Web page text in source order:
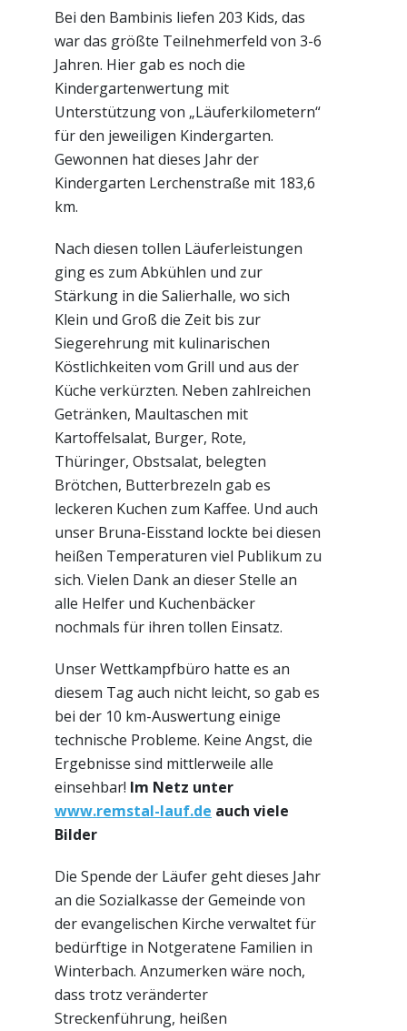
Bei den Bambinis liefen 203 Kids, das
war das größte Teilnehmerfeld von 3-6
Jahren. Hier gab es noch die
Kindergartenwertung mit
Unterstützung von „Läuferkilometern“
für den jeweiligen Kindergarten.
Gewonnen hat dieses Jahr der
Kindergarten Lerchenstraße mit 183,6
km.
Nach diesen tollen Läuferleistungen
ging es zum Abkühlen und zur
Stärkung in die Salierhalle, wo sich
Klein und Groß die Zeit bis zur
Siegerehrung mit kulinarischen
Köstlichkeiten vom Grill und aus der
Küche verkürzten. Neben zahlreichen
Getränken, Maultaschen mit
Kartoffelsalat, Burger, Rote,
Thüringer, Obstsalat, belegten
Brötchen, Butterbrezeln gab es
leckeren Kuchen zum Kaffee. Und auch
unser Bruna-Eisstand lockte bei diesen
heißen Temperaturen viel Publikum zu
sich. Vielen Dank an dieser Stelle an
alle Helfer und Kuchenbäcker
nochmals für ihren tollen Einsatz.
Unser Wettkampfbüro hatte es an
diesem Tag auch nicht leicht, so gab es
bei der 10 km-Auswertung einige
technische Probleme. Keine Angst, die
Ergebnisse sind mittlerweile alle
einsehbar! Im Netz unter
www.remstal-lauf.de auch viele
Bilder
Die Spende der Läufer geht dieses Jahr
an die Sozialkasse der Gemeinde von
der evangelischen Kirche verwaltet für
bedürftige in Notgeratene Familien in
Winterbach. Anzumerken wäre noch,
dass trotz veränderter
Streckenführung, heißen